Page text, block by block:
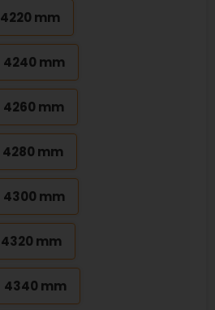
4220 mm
4240 mm
4260 mm
4280 mm
4300 mm
4320 mm
4340 mm